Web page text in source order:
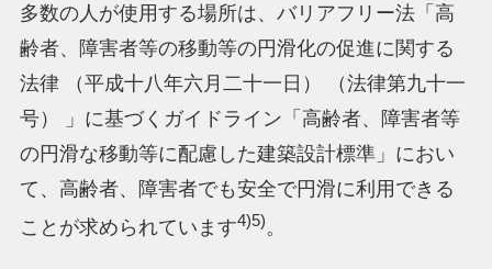
多数の人が使用する場所は、バリアフリー法「高
齢者、障害者等の移動等の円滑化の促進に関する
法律 （平成十八年六月二十一日） （法律第九十一
号） 」に基づくガイドライン「高齢者、障害者等
の円滑な移動等に配慮した建築設計標準」におい
て、高齢者、障害者でも安全で円滑に利用できる
ことが求められています4)5)。